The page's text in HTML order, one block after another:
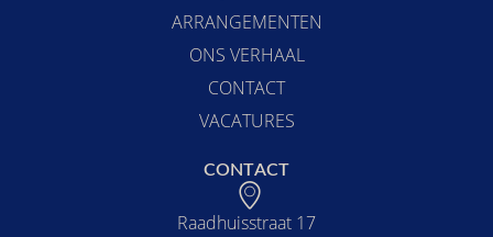
ARRANGEMENTEN
ONS VERHAAL
CONTACT
VACATURES
CONTACT
Raadhuisstraat 17